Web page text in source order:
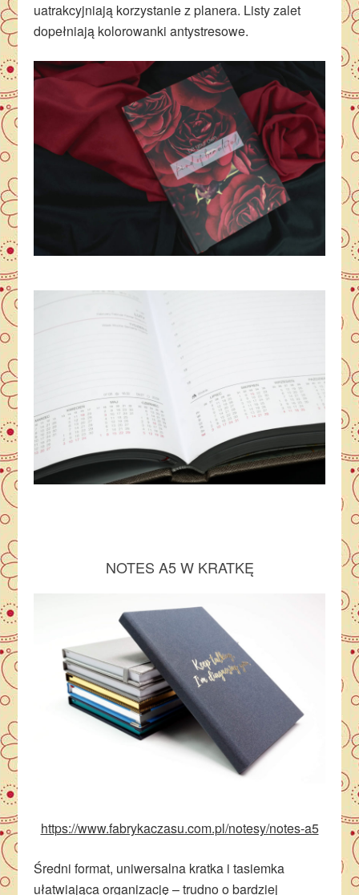
uatrakcyjniają korzystanie z planera. Listy zalet
dopełniają kolorowanki antystresowe.
NOTES A5 W KRATKĘ
https://www.fabrykaczasu.com.pl/notesy/notes-a5
Średni format, uniwersalna kratka i tasiemka
ułatwiająca organizację – trudno o bardziej